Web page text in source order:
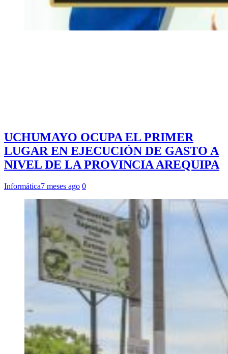
UCHUMAYO OCUPA EL PRIMER
LUGAR EN EJECUCIÓN DE GASTO A
NIVEL DE LA PROVINCIA AREQUIPA
Informática7 meses ago 0